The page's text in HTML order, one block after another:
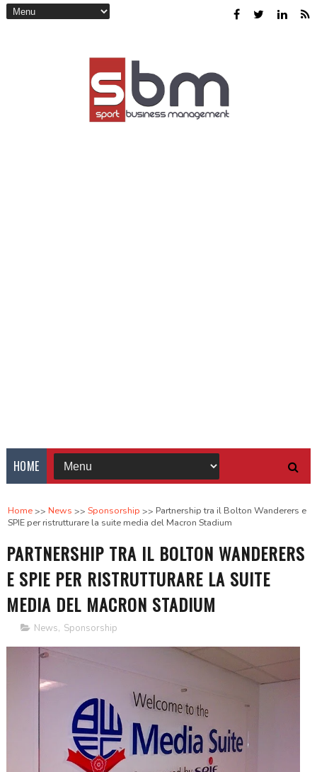
HOME
Home News Sponsorship
Partnership tra il Bolton Wanderers e
SPIE per ristrutturare la suite media del Macron Stadium
PARTNERSHIP TRA IL BOLTON WANDERERS
E SPIE PER RISTRUTTURARE LA SUITE
MEDIA DEL MACRON STADIUM
News, Sponsorship